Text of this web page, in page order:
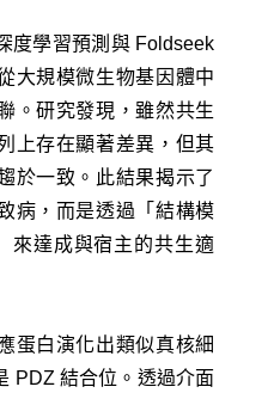
度學習預測與 Foldseek
大規模微生物基因體中
。研究發現，雖然共生
上存在顯著差異，但其
於一致。此結果揭示了
病，而是透過「結構模
來達成與宿主的共生適
蛋白演化出類似真核細
PDZ 結合位。透過介面